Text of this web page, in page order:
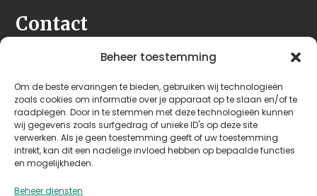
Beheer toestemming
Om de beste ervaringen te bieden, gebruiken wij technologieën
zoals cookies om informatie over je apparaat op te slaan en/of te
raadplegen. Door in te stemmen met deze technologieën kunnen
wij gegevens zoals surfgedrag of unieke ID's op deze site
verwerken. Als je geen toestemming geeft of uw toestemming
intrekt, kan dit een nadelige invloed hebben op bepaalde functies
en mogelijkheden.
Beheer diensten
Contact
Seeleman & Hoogendoorn
3628 GD Kockengen
Nederland
+31 (0)346 242 114
info@seehoo.nl